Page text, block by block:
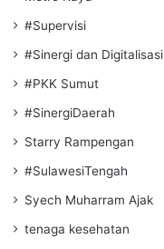
#Supervisi
#Sinergi dan Digitalisasi
#PKK Sumut
#SinergiDaerah
Starry Rampengan
#SulawesiTengah
Syech Muharram Ajak
tenaga kesehatan